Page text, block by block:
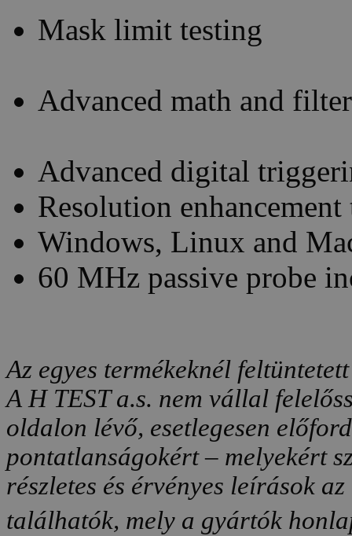
Mask limit testing
Advanced math and
Advanced digital
Resolution
Windows, Linux and
60 MHz passive probe
Az egyes termékeknél
A H TEST a.s. nem vállal
oldalon lévő, esetlegesen
pontatlanságokért – melyekért
részletes és érvényes leírások
találhatók, mely a gyártók